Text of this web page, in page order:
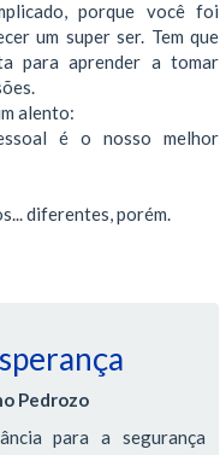
porque você foi
um super ser. Tem que
para aprender a tomar
alento:
é o nosso melhor
diferentes, porém.
Pedrozo
para a segurança